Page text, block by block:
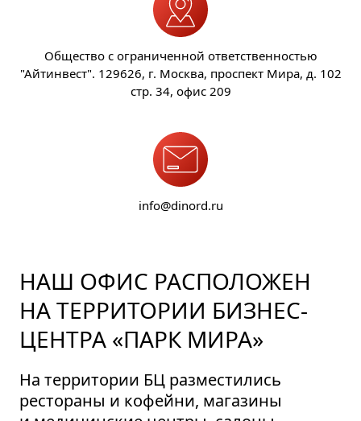
Общество с ограниченной ответственностью
"Айтинвест". 129626, г. Москва, проспект Мира, д. 102
стр. 34, офис 209
info@dinord.ru
НАШ ОФИС РАСПОЛОЖЕН
НА ТЕРРИТОРИИ БИЗНЕС-
ЦЕНТРА «ПАРК МИРА»
На территории БЦ разместились
рестораны и кофейни, магазины